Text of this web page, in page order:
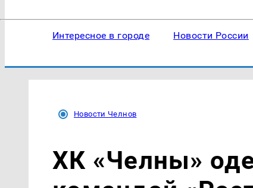
Интересное в городе Новости России
Новости Челнов
ХК «Челны»